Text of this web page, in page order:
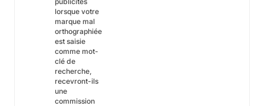
lorsque votre
marque mal
orthographiée
est saisie
comme mot-
clé de
recherche,
recevront-ils
une
commission